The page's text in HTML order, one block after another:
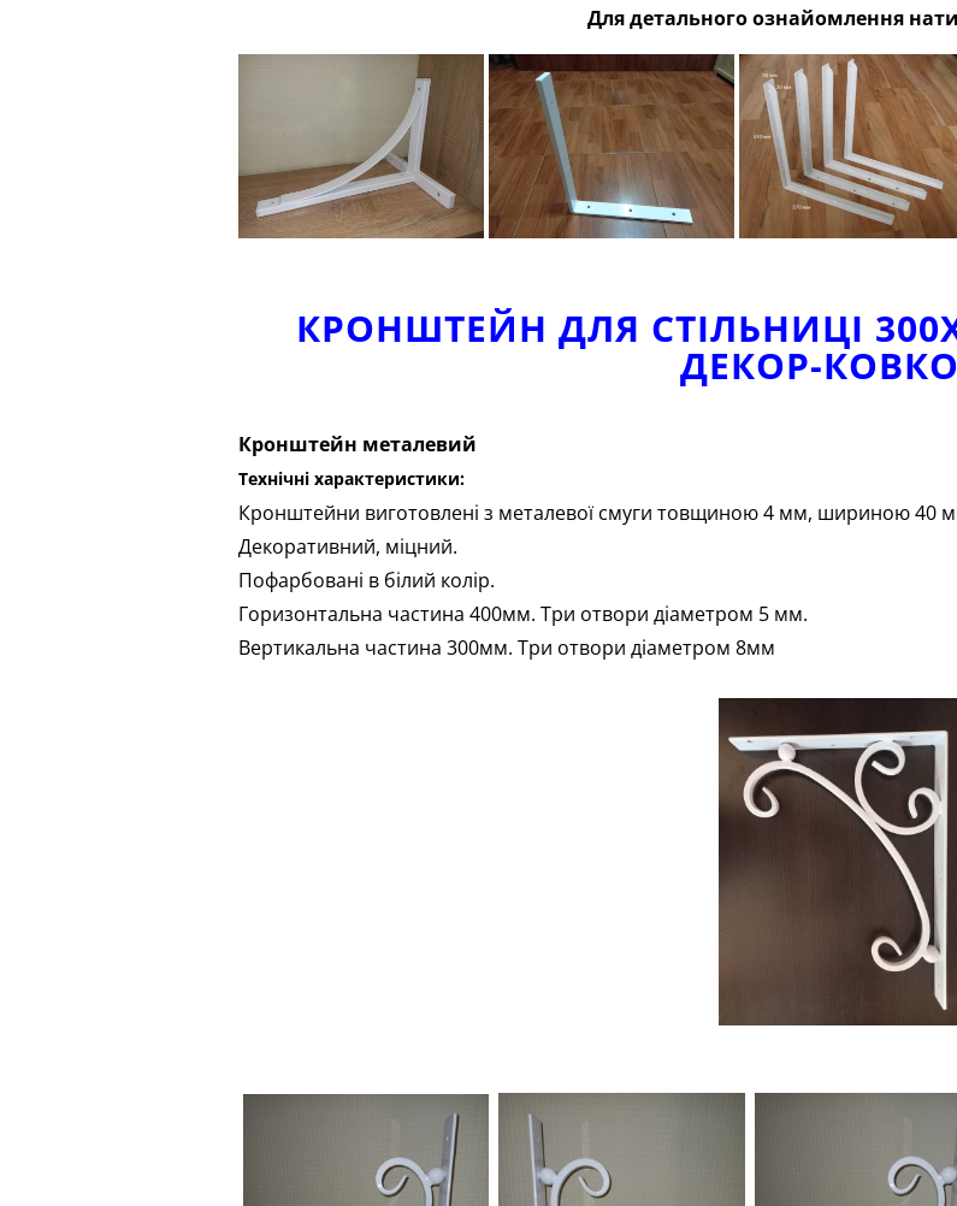
Для детального ознайомлення
КРОНШТЕЙН ДЛЯ СТІЛЬНИЦІ
ДЕКОР-
Кронштейн металевий
Технічні характеристики:
Кронштейни виготовлені з металевої смуги товщиною 4 мм, шириною 40
Декоративний, міцний.
Пофарбовані в білий колір.
Горизонтальна частина 400мм. Три отвори діаметром 5 мм.
Вертикальна частина 300мм. Три отвори діаметром 8мм